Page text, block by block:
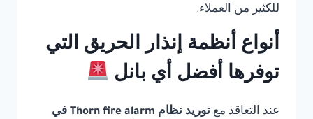
للكثير من العملاء.
أنواع أنظمة إنذار الحريق التي
توفرها أفضل أي بانل
عند التعاقد مع
توريد نظام Thorn fire alarm في